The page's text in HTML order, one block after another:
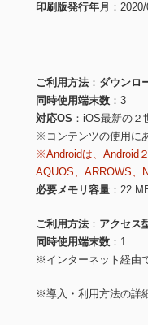
印刷版発行年月
ご利用方法
ダウンロ
同時使用端末数
3
対応OS
iOS最新の２
※コンテンツの使用に
※Androidは、Android
AQUOS、ARROWS、
必要メモリ容量
22
ご利用方法
アクセス
同時使用端末数
1
※インターネット経由
※導入・利用方法の詳